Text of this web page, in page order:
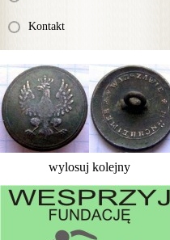
Kontakt
wylosuj kolejny